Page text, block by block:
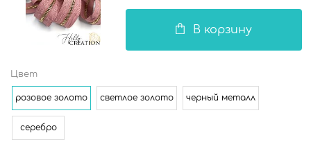
В корзину
Цвет
розовое золото светлое золото черный металл
серебро